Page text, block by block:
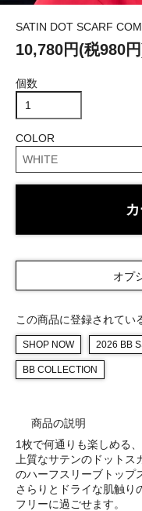
SATIN DOT SCARF
10,780円(税980
個数
COLOR
オプ
この商品に登録されてい
SHOP NOW 2026 BB
BB COLLECTION
商品の説明
1枚で何通りも楽しめる
上質なサテンのドット
のハーフスリーブトップ
さらりとドライな肌触り
フリーに過ごせます。